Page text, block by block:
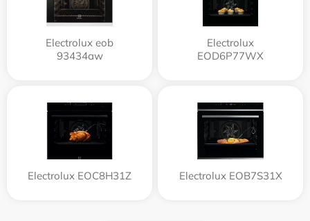
Electrolux eob
93434aw
Electrolux
EOD6P77WX
Electrolux EOC8H31Z Electrolux EOB7S31X